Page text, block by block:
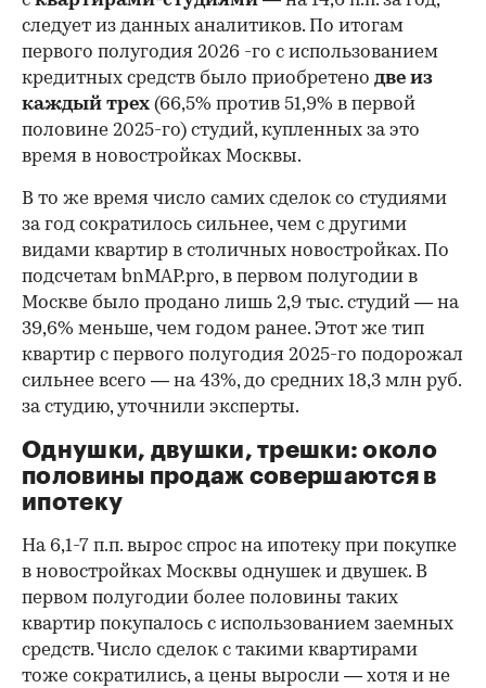
следует из данных аналитиков. По итогам
первого полугодия 2026 -го с использованием
кредитных средств было приобретено две из
каждый трех (66,5% против 51,9% в первой
половине 2025-го) студий, купленных за это
время в новостройках Москвы.
00:00 / 00:00
В то же время число самих сделок со студиями
за год сократилось сильнее, чем с другими
видами квартир в столичных новостройках. По
подсчетам bnMAP.pro, в первом полугодии в
Москве было продано лишь 2,9 тыс. студий — на
39,6% меньше, чем годом ранее. Этот же тип
квартир с первого полугодия 2025-го подорожал
сильнее всего — на 43%, до средних 18,3 млн руб.
за студию, уточнили эксперты.
Однушки, двушки, трешки: около
половины продаж совершаются в
ипотеку
На 6,1-7 п.п. вырос спрос на ипотеку при покупке
в новостройках Москвы однушек и двушек. В
первом полугодии более половины таких
квартир покупалось с использованием заемных
средств. Число сделок с такими квартирами
тоже сократились, а цены выросли — хотя и не